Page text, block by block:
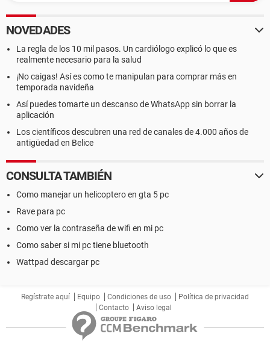
NOVEDADES
La regla de los 10 mil pasos. Un cardiólogo explicó lo que es
realmente necesario para la salud
¡No caigas! Así es como te manipulan para comprar más en
temporada navideña
Así puedes tomarte un descanso de WhatsApp sin borrar la
aplicación
Los científicos descubren una red de canales de 4.000 años de
antigüedad en Belice
CONSULTA TAMBIÉN
Como manejar un helicoptero en gta 5 pc
Rave para pc
Como ver la contraseña de wifi en mi pc
Como saber si mi pc tiene bluetooth
Wattpad descargar pc
Regístrate aquí Equipo Condiciones de uso
Política de privacidad
Contacto
Aviso legal